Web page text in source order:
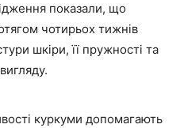
показали, що
чотирьох тижнів
шкіри, її пружності та
куркуми допомагають